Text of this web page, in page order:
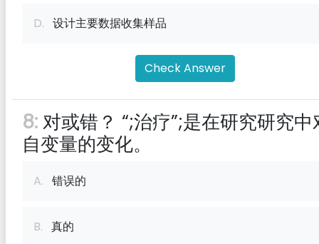
D. 设计主要数据收集样品
Check Answer
8:对或错？ “;治疗”;是在研究研究中
自变量的变化。
A. 错误的
B. 真的